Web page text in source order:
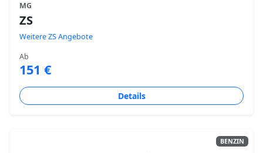
MG
ZS
Weitere ZS Angebote
Ab
151 €
Details
BENZIN